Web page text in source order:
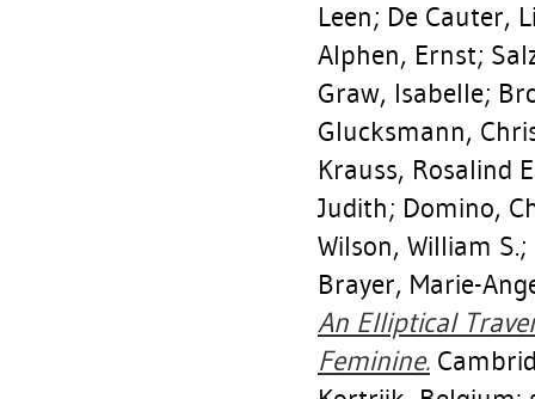
Leen; De Cauter,
Alphen, Ernst;
Graw, Isabelle;
Glucksmann,
Krauss, Rosalind
Judith; Domino,
Wilson, William S.;
Brayer, Marie-
An Elliptical
Feminine.